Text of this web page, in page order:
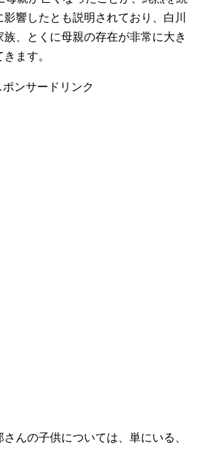
響したとも説明されており、白川
、とくに母親の存在が非常に大き
ます。
ポンサードリンク
んの子供については、単にいる、